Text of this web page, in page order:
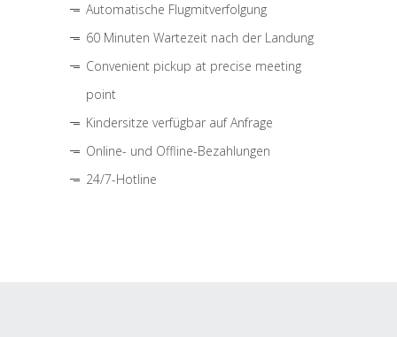
Automatische Flugmitverfolgung
60 Minuten Wartezeit nach der Landung
Convenient pickup at precise meeting
point
Kindersitze verfügbar auf Anfrage
Online- und Offline-Bezahlungen
24/7-Hotline